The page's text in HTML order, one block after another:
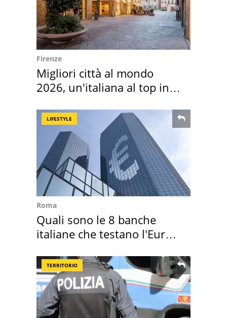
Firenze
Migliori città al mondo
2026, un'italiana al top in
LIFESTYLE
Roma
Quali sono le 8 banche
italiane che testano l'Euro
TERRITORIO